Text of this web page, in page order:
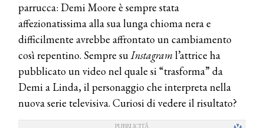
parrucca: Demi Moore è sempre stata
affezionatissima alla sua lunga chioma nera e
difficilmente avrebbe affrontato un cambiamento
così repentino. Sempre suInstagraml’attrice ha
pubblicato un video nel quale si “trasforma” da
Demi a Linda, il personaggio che interpreta nella
nuova serie televisiva. Curiosi di vedere il risultato?